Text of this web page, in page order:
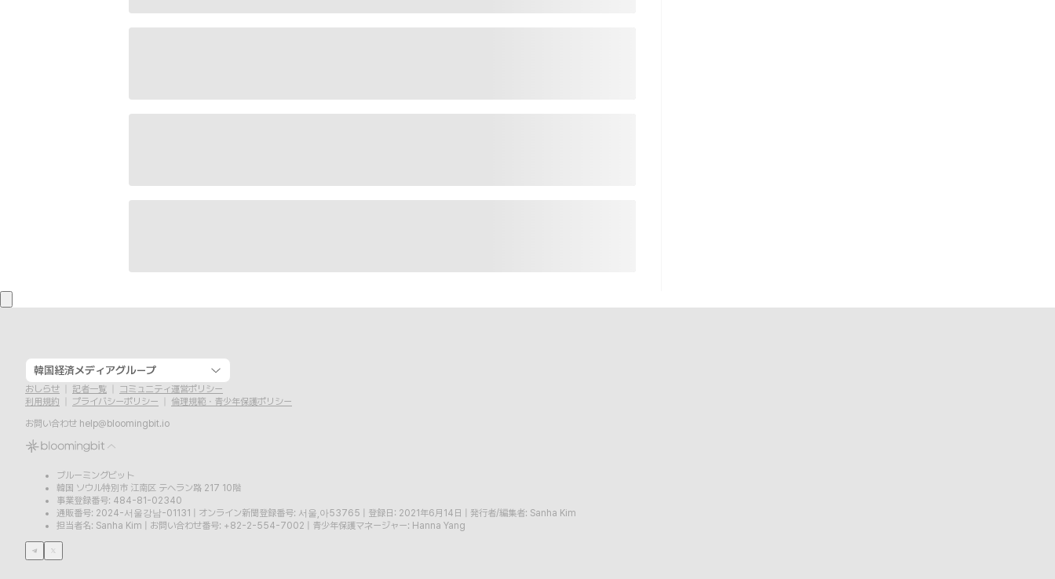
韓国経済メディアグループ
おしらせ 記者一覧
コミュニティ運営ポリシー
利用規約
プライバシーポリシー
倫理規範・青少年保護ポリシー
お問い合わせ help@bloomingbit.io
ブルーミングビット
韓国 ソウル特別市 江南区 テヘラン路 217 10階
事業登録番号: 484-81-02340
通販番号: 2024-서울강남-01131
オンライン新聞登録番号: 서울,아53765 登録日: 2021年6月14日
発行者/編集者: Sanha Kim
担当者名: Sanha Kim
お問い合わせ番号: +82-2-554-7002 青少年保護マネージャー: Hanna Yang